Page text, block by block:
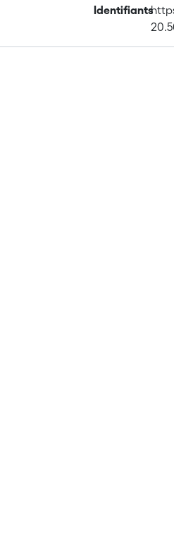
Identifiants